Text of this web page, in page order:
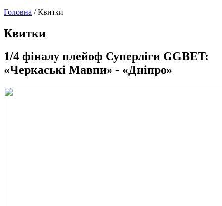
Головна /Квитки
Квитки
1/4 фіналу плейоф Суперліги GGBET:
«Черкаські Мавпи» - «Дніпро»